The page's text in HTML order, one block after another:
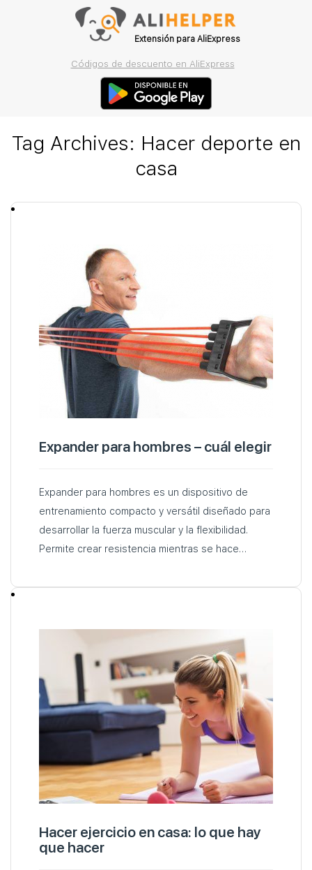
Extensión para AliExpress
Códigos de descuento en AliExpress
Tag Archives: Hacer deporte en
casa
Expander para hombres – cuál elegir
Expander para hombres es un dispositivo de
entrenamiento compacto y versátil diseñado para
desarrollar la fuerza muscular y la flexibilidad.
Permite crear resistencia mientras se hace
disponibles en Aliexpress…
Hacer ejercicio en casa: lo que hay
que hacer